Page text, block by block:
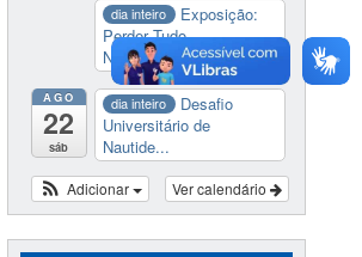
dia inteiro
Exposição:
Perder Tudo.
Novament...
AGO
22
sáb
dia inteiro
Desafio
Universitário de
Nautide...
Ver calendário
Adicionar